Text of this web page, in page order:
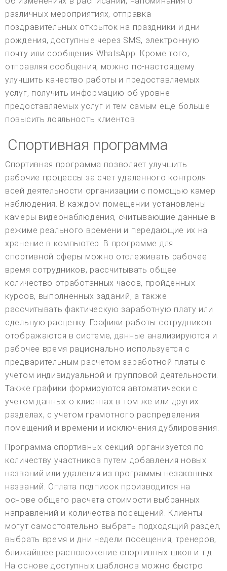
различных мероприятиях, отправка
поздравительных открыток на праздники и дни
рождения, доступные через SMS, электронную
почту или сообщения WhatsApp. Кроме того,
отправляя сообщения, можно по-настоящему
улучшить качество работы и предоставляемых
услуг, получить информацию об уровне
предоставляемых услуг и тем самым еще больше
повысить лояльность клиентов.
Спортивная программа
Спортивная программа позволяет улучшить
рабочие процессы за счет удаленного контроля
всей деятельности организации с помощью камер
наблюдения. В каждом помещении установлены
камеры видеонаблюдения, считывающие данные в
режиме реального времени и передающие их на
хранение в компьютер. В программе для
спортивной сферы можно отслеживать рабочее
время сотрудников, рассчитывать общее
количество отработанных часов, пройденных
курсов, выполненных заданий, а также
рассчитывать фактическую заработную плату или
сдельную расценку. Графики работы сотрудников
отображаются в системе, данные анализируются и
рабочее время рационально используется с
предварительным расчетом заработной платы с
учетом индивидуальной и групповой деятельности.
Также графики формируются автоматически с
учетом данных о клиентах в том же или других
разделах, с учетом грамотного распределения
помещений и времени и исключения дублирования.
Программа спортивных секций организуется по
количеству участников путем добавления новых
названий или удаления из программы незаконных
названий. Оплата подписок производится на
основе общего расчета стоимости выбранных
направлений и количества посещений. Клиенты
могут самостоятельно выбрать подходящий раздел,
выбрать время и дни недели посещения, тренеров,
ближайшее расположение спортивных школ и т.д.
На основе доступных шаблонов можно быстро